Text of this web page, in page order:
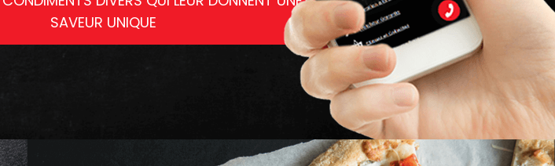
SAVEUR UNIQUE